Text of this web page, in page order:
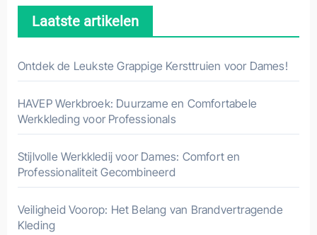
Laatste artikelen
Ontdek de Leukste Grappige Kersttruien voor Dames!
HAVEP Werkbroek: Duurzame en Comfortabele
Werkkleding voor Professionals
Stijlvolle Werkkledij voor Dames: Comfort en
Professionaliteit Gecombineerd
Veiligheid Voorop: Het Belang van Brandvertragende
Kleding